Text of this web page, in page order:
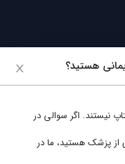
هستید؟
نیستند. اگر سوالی در
از پزشک هستید، ما در